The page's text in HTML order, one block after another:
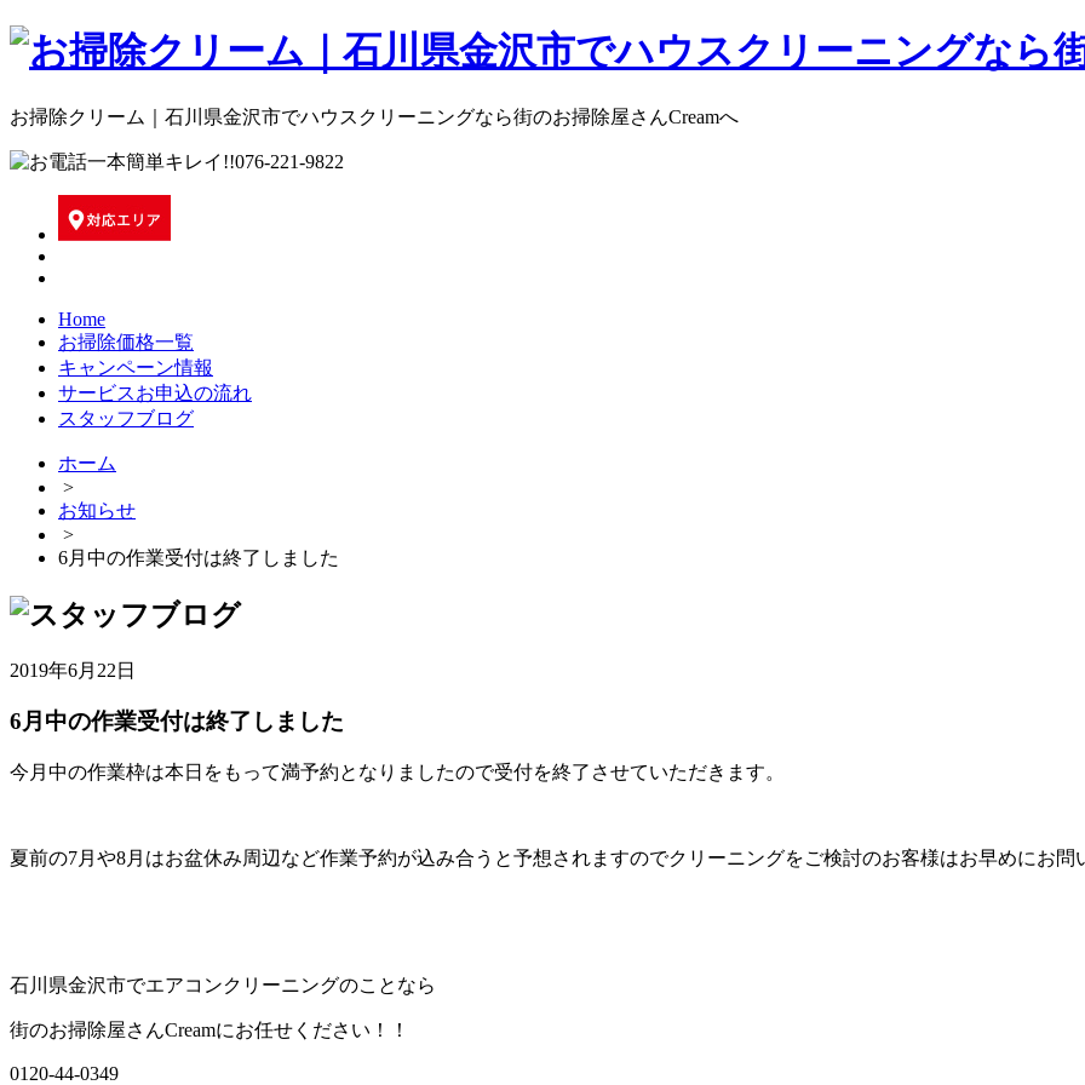
お掃除クリーム｜石川県金沢市でハウスクリーニングなら街のお掃除屋さんCreamへ
Home
お掃除価格一覧
キャンペーン情報
サービスお申込の流れ
スタッフブログ
ホーム
>
お知らせ
>
6月中の作業受付は終了しました
2019年6月22日
6月中の作業受付は終了しました
今月中の作業枠は本日をもって満予約となりましたので受付を終了させていただきます。
夏前の7月や8月はお盆休み周辺など作業予約が込み合うと予想されますのでクリーニングをご検討のお客様はお早めにお問
石川県金沢市でエアコンクリーニングのことなら
街のお掃除屋さんCreamにお任せください！！
0120-44-0349